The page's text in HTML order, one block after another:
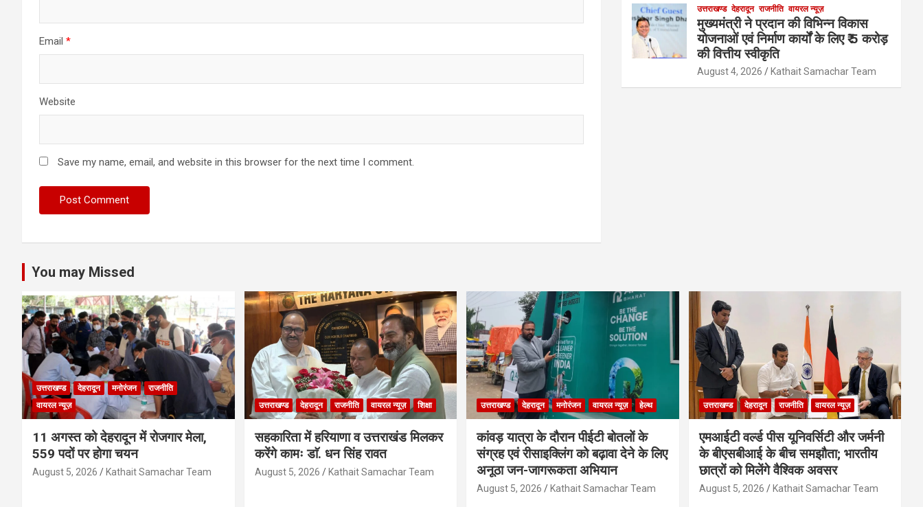
Email *
Website
Save my name, email, and website in this browser for the next time I comment.
उत्तराखण्ड देहरादून राजनीति वायरल न्यूज़
मुख्यमंत्री ने प्रदान की विभिन्न विकास
योजनाओं एवं निर्माण कार्यों के लिए ₹ 5 करोड़
की वित्तीय स्वीकृति
August 4, 2026 Kathait Samachar Team
You may Missed
उत्तराखण्ड देहरादून मनोरंजन
राजनीति
वायरल न्यूज़
11 अगस्त को देहरादून में रोजगार मेला,
559 पदों पर होगा चयन
August 5, 2026 Kathait Samachar Team
उत्तराखण्ड देहरादून राजनीति वायरल न्यूज़ शिक्षा
सहकारिता में हरियाणा व उत्तराखंड मिलकर
करेंगे कामः डाॅ. धन सिंह रावत
August 5, 2026 Kathait Samachar Team
उत्तराखण्ड देहरादून मनोरंजन वायरल न्यूज़ हेल्थ
कांवड़ यात्रा के दौरान पीईटी बोतलों के
संग्रह एवं रीसाइक्लिंग को बढ़ावा देने के लिए
अनूठा जन-जागरूकता अभियान
August 5, 2026 Kathait Samachar Team
उत्तराखण्ड देहरादून राजनीति वायरल न्यूज़
एमआईटी वर्ल्ड पीस यूनिवर्सिटी और जर्मनी
के बीएसबीआई के बीच समझौता; भारतीय
छात्रों को मिलेंगे वैश्विक अवसर
August 5, 2026 Kathait Samachar Team